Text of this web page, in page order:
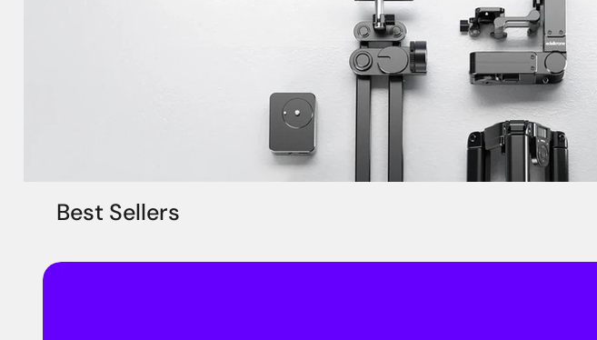
Best Sellers